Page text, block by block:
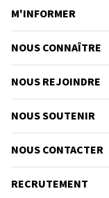
M'INFORMER
NOUS CONNAÎTRE
NOUS REJOINDRE
NOUS SOUTENIR
NOUS CONTACTER
RECRUTEMENT